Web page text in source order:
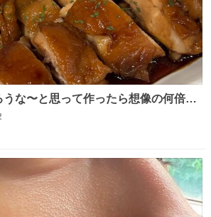
な〜と思って作ったら想像の何倍も
てくれて嬉しい